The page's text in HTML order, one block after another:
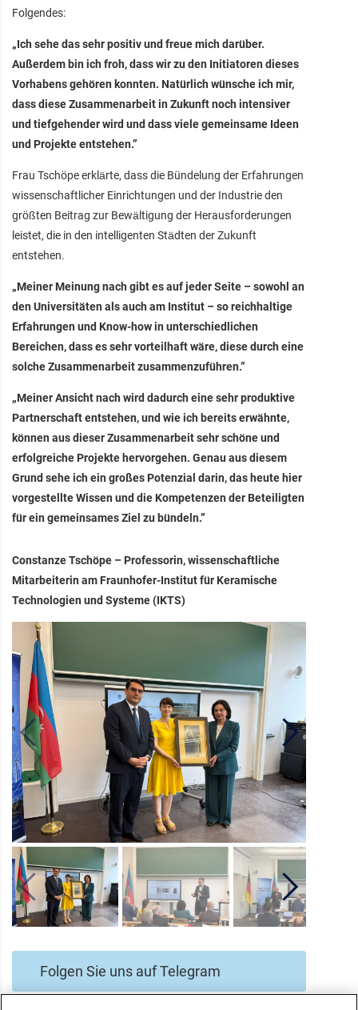
Folgendes:
„Ich sehe das sehr positiv und freue mich darüber.
Außerdem bin ich froh, dass wir zu den Initiatoren dieses
Vorhabens gehören konnten. Natürlich wünsche ich mir,
dass diese Zusammenarbeit in Zukunft noch intensiver
und tiefgehender wird und dass viele gemeinsame Ideen
und Projekte entstehen.”
Frau Tschöpe erklärte, dass die Bündelung der Erfahrungen
wissenschaftlicher Einrichtungen und der Industrie den
größten Beitrag zur Bewältigung der Herausforderungen
leistet, die in den intelligenten Städten der Zukunft
entstehen.
„Meiner Meinung nach gibt es auf jeder Seite – sowohl an
den Universitäten als auch am Institut – so reichhaltige
Erfahrungen und Know-how in unterschiedlichen
Bereichen, dass es sehr vorteilhaft wäre, diese durch eine
solche Zusammenarbeit zusammenzuführen.”
„Meiner Ansicht nach wird dadurch eine sehr produktive
Partnerschaft entstehen, und wie ich bereits erwähnte,
können aus dieser Zusammenarbeit sehr schöne und
erfolgreiche Projekte hervorgehen. Genau aus diesem
Grund sehe ich ein großes Potenzial darin, das heute hier
vorgestellte Wissen und die Kompetenzen der Beteiligten
für ein gemeinsames Ziel zu bündeln.”
Constanze Tschöpe – Professorin, wissenschaftliche
Mitarbeiterin am Fraunhofer-Institut für Keramische
Technologien und Systeme (IKTS)
Folgen Sie uns auf Telegram